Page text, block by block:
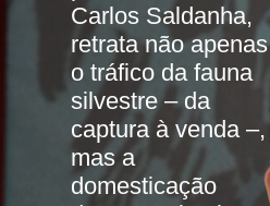
Carlos Saldanha,
retrata não apenas
o tráfico da fauna
silvestre – da
captura à venda –,
mas a
domesticação